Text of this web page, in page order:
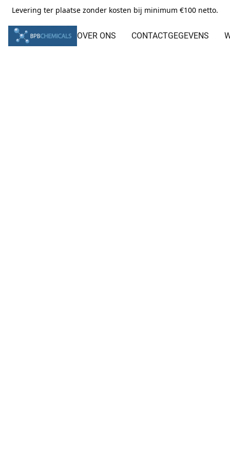
Levering ter plaatse zonder kosten bij minimum €100 netto.
OVER ONS CONTACTGEGEVENS